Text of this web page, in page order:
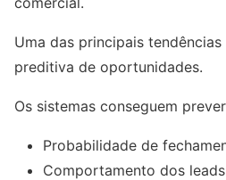
Uma das principais
preditiva de oportunidades.
Os sistemas conseguem
Probabilidade de
Comportamento dos leads